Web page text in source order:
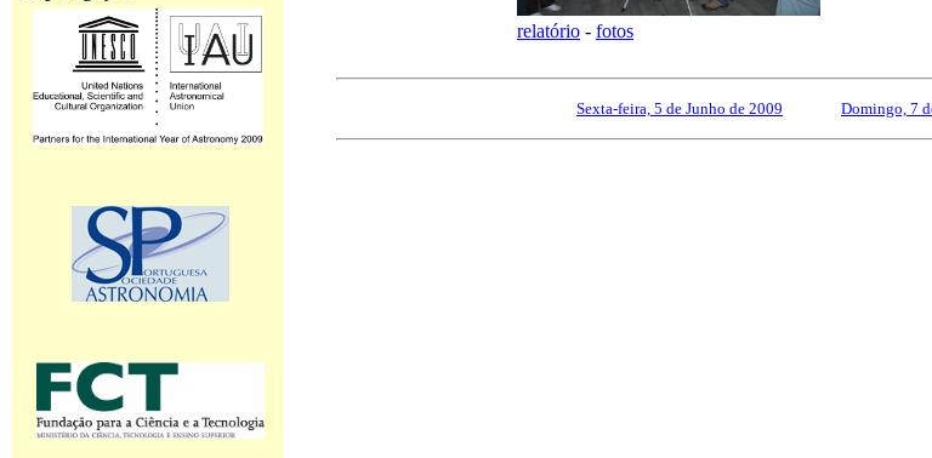
relatório - fotos
Sexta-feira, 5 de Junho de 2009 Domingo, 7